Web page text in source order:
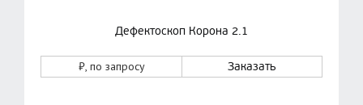
Дефектоскоп Корона 2.1
₽, по запросу Заказать